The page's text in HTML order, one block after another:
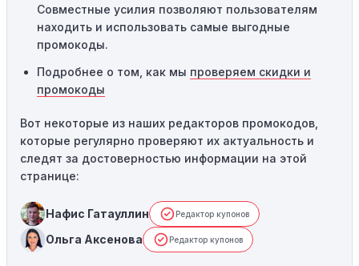
Совместные усилия позволяют пользователям
находить и использовать самые выгодные
промокоды.
Подробнее о том, как мы проверяем скидки и
промокоды
Вот некоторые из наших редакторов промокодов,
которые регулярно проверяют их актуальность и
следят за достоверностью информации на этой
странице:
Нафис Гатауллин Редактор купонов
Ольга Аксенова Редактор купонов